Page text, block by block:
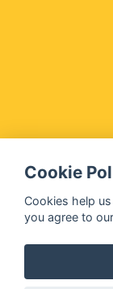
Cookie
Cookies help
you agree to